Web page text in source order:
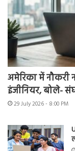
अमेरिका में नौकरी
इंजीनियर, बोले-
29 July 2026 - 8:00 PM